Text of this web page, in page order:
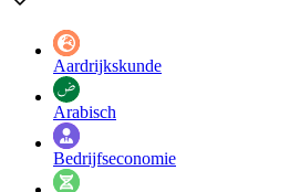
Aardrijkskunde
Arabisch
Bedrijfseconomie